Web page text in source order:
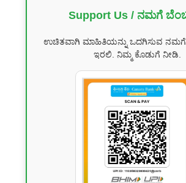
Support Us / ನಮಗೆ
ಉಚಿತವಾಗಿ ಮಾಹಿತಿಯನ್ನು ಒದಗಿಸುವ
ಇರಲಿ. ನಿಮ್ಮ ಕೊಡುಗೆ ನೀಡಿ.